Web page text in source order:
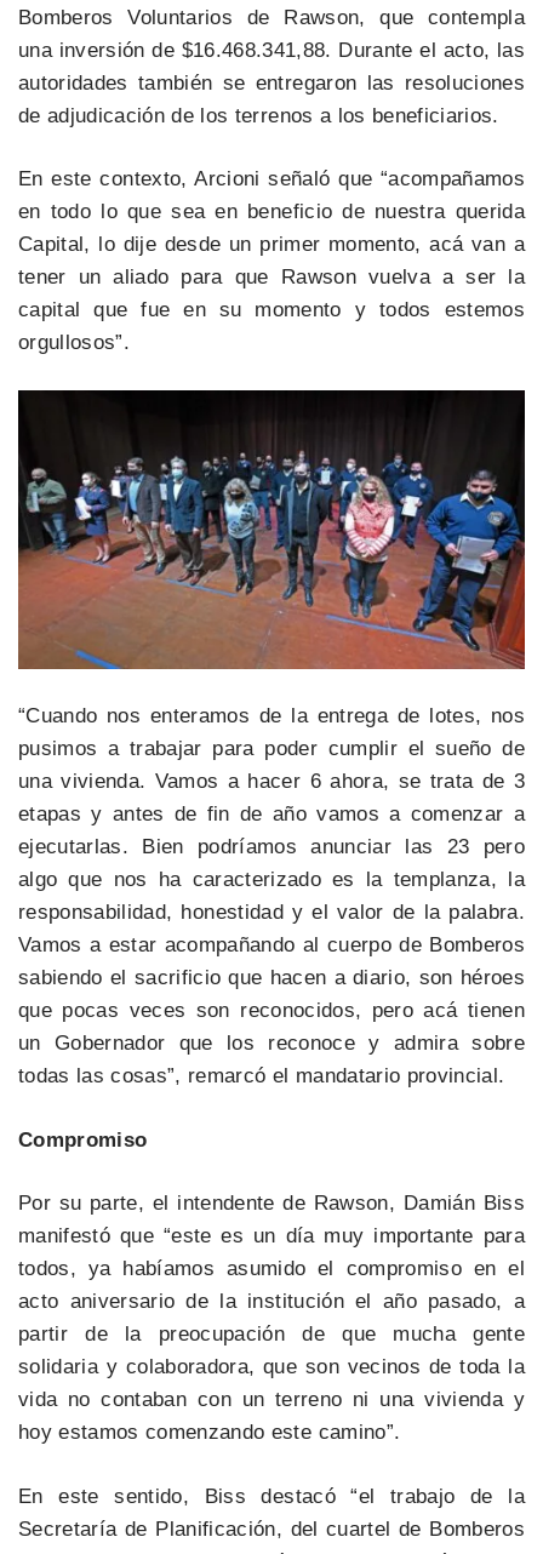
Bomberos Voluntarios de Rawson, que contempla
una inversión de $16.468.341,88. Durante el acto, las
autoridades también se entregaron las resoluciones
de adjudicación de los terrenos a los beneficiarios.
En este contexto, Arcioni señaló que “acompañamos
en todo lo que sea en beneficio de nuestra querida
Capital, lo dije desde un primer momento, acá van a
tener un aliado para que Rawson vuelva a ser la
capital que fue en su momento y todos estemos
orgullosos”.
“Cuando nos enteramos de la entrega de lotes, nos
pusimos a trabajar para poder cumplir el sueño de
una vivienda. Vamos a hacer 6 ahora, se trata de 3
etapas y antes de fin de año vamos a comenzar a
ejecutarlas. Bien podríamos anunciar las 23 pero
algo que nos ha caracterizado es la templanza, la
responsabilidad, honestidad y el valor de la palabra.
Vamos a estar acompañando al cuerpo de Bomberos
sabiendo el sacrificio que hacen a diario, son héroes
que pocas veces son reconocidos, pero acá tienen
un Gobernador que los reconoce y admira sobre
todas las cosas”, remarcó el mandatario provincial.
Compromiso
Por su parte, el intendente de Rawson, Damián Biss
manifestó que “este es un día muy importante para
todos, ya habíamos asumido el compromiso en el
acto aniversario de la institución el año pasado, a
partir de la preocupación de que mucha gente
solidaria y colaboradora, que son vecinos de toda la
vida no contaban con un terreno ni una vivienda y
hoy estamos comenzando este camino”.
En este sentido, Biss destacó “el trabajo de la
Secretaría de Planificación, del cuartel de Bomberos